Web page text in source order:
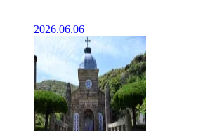
2026.06.06